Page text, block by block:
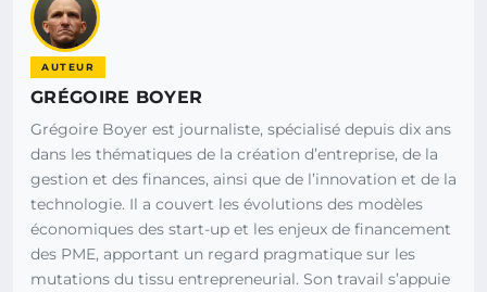
AUTEUR
GRÉGOIRE BOYER
Grégoire Boyer est journaliste, spécialisé depuis dix ans
dans les thématiques de la création d’entreprise, de la
gestion et des finances, ainsi que de l’innovation et de la
technologie. Il a couvert les évolutions des modèles
économiques des start-up et les enjeux de financement
des PME, apportant un regard pragmatique sur les
mutations du tissu entrepreneurial. Son travail s’appuie